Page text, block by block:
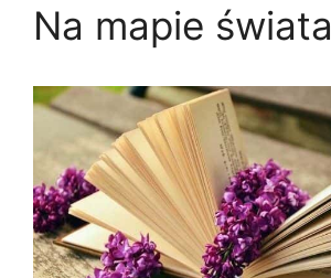
Na mapie świata